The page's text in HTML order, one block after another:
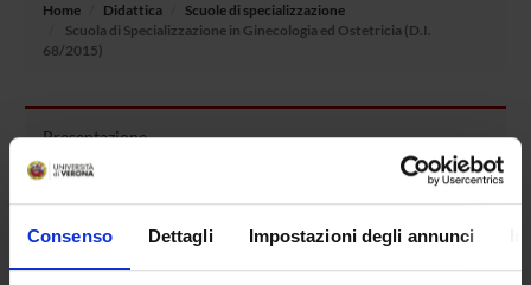
Consenso Dettagli Impostazioni degli annunci
Home Didattica
Scuole di specializzazione
Scuola di Specializzazione in Ginecologia ed Ostetricia (D.I.
68/2015)
Presentazione
Come iscriversi e Requisiti di ammissione
Piani didattici
Insegnamenti
Bacheca avvisi